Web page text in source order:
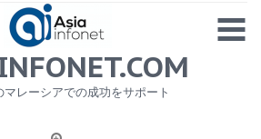
MENU
マレーシアでの成功をサポート